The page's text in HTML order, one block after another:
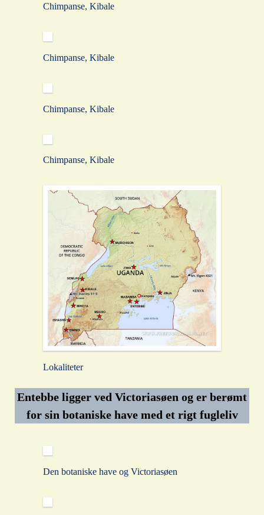
Chimpanse, Kibale
Chimpanse, Kibale
Chimpanse, Kibale
Chimpanse, Kibale
Lokaliteter
Entebbe ligger ved Victoriasøen og er berømt
for sin botaniske have med et rigt fugleliv
Den botaniske have og Victoriasøen